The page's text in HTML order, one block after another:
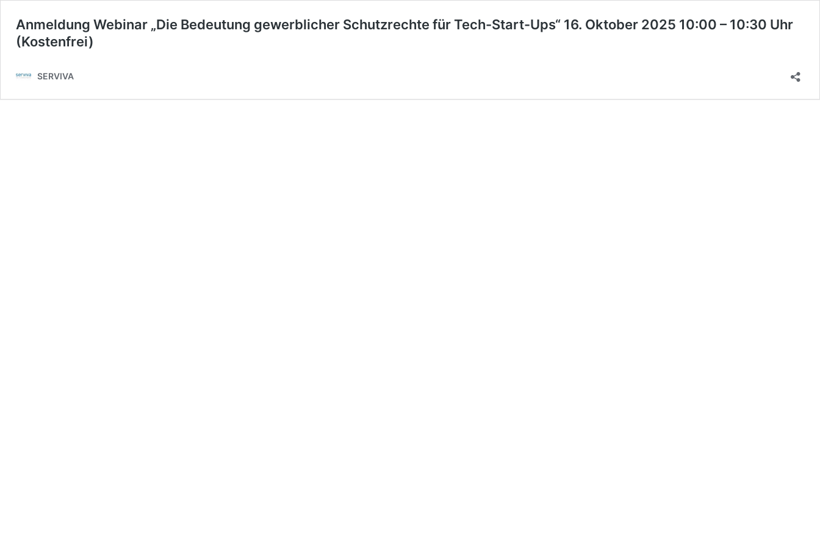
Anmeldung Webinar „Die Bedeutung gewerblicher Schutzrechte für Tech-Start-Ups“ 16. Oktober 2025 10:00 – 10:30 Uhr
(Kostenfrei)
SERVIVA